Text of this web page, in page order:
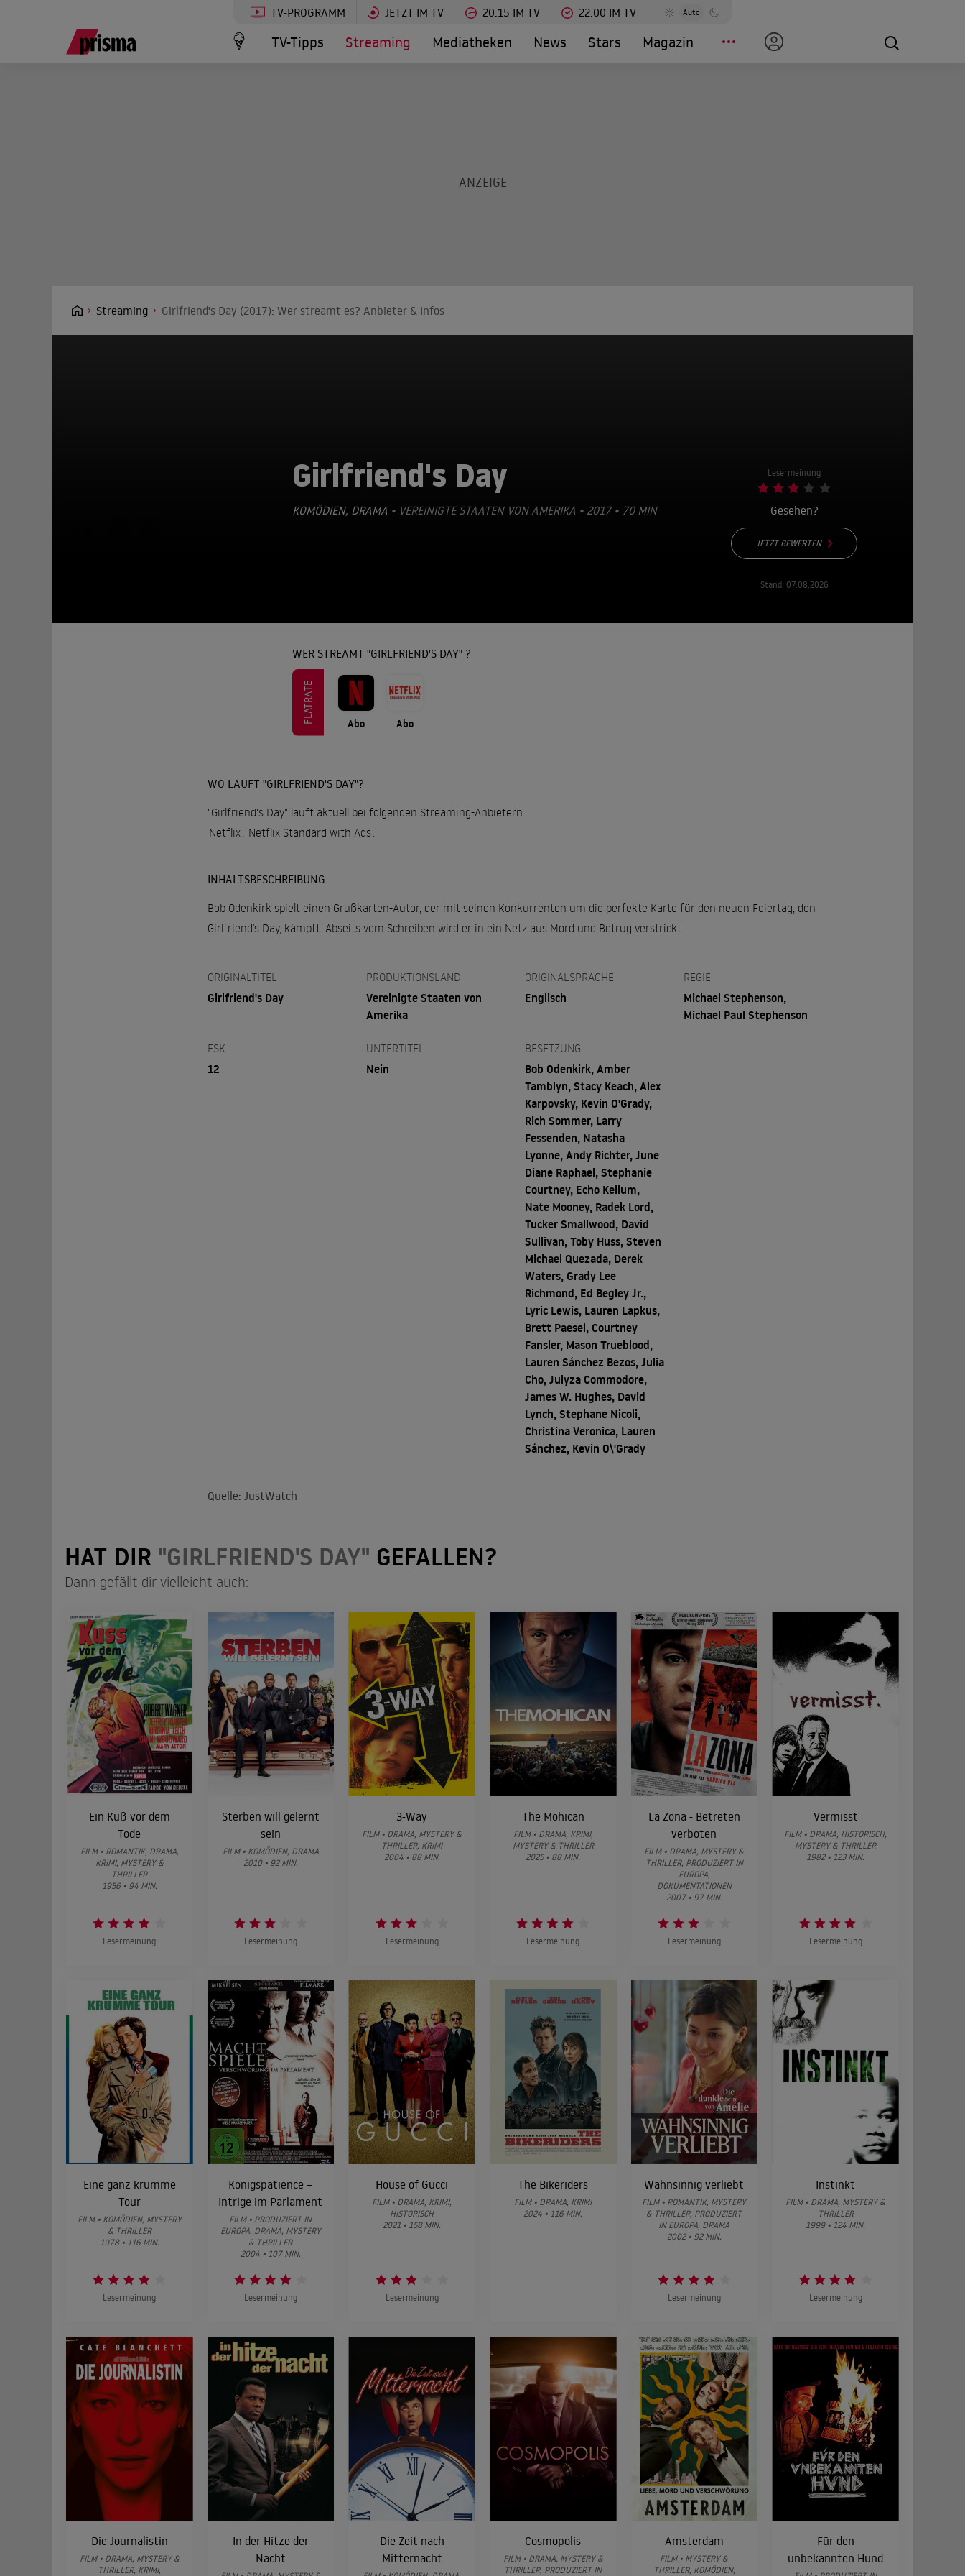
TV-PROGRAMM JETZT IM TV 20:15 IM TV 22:00 IM TV Auto
TV-Tipps Streaming Mediatheken News Stars Magazin
Streaming Girlfriend's Day (2017): Wer streamt es? Anbieter & Infos
Girlfriend's Day
KOMÖDIEN, DRAMA • VEREINIGTE STAATEN VON AMERIKA • 2017 • 70 MIN
Lesermeinung
Gesehen?
JETZT BEWERTEN
Stand: 07.08.2026
WER STREAMT "GIRLFRIEND'S DAY" ?
FLATRATE Abo Abo
WO LÄUFT "GIRLFRIEND'S DAY"?
"Girlfriend's Day" läuft aktuell bei folgenden Streaming-Anbietern:
Netflix
Netflix Standard with Ads
INHALTSBESCHREIBUNG
Bob Odenkirk spielt einen Grußkarten-Autor, der mit seinen Konkurrenten um die perfekte Karte für den neuen Feiertag, den
Girlfriend’s Day, kämpft. Abseits vom Schreiben wird er in ein Netz aus Mord und Betrug verstrickt.
ORIGINALTITEL
Girlfriend's Day
PRODUKTIONSLAND
Vereinigte Staaten von
Amerika
ORIGINALSPRACHE
Englisch
REGIE
Michael Stephenson,
Michael Paul Stephenson
FSK
12
UNTERTITEL
Nein
BESETZUNG
Bob Odenkirk, Amber
Tamblyn, Stacy Keach, Alex
Karpovsky, Kevin O'Grady,
Rich Sommer, Larry
Fessenden, Natasha
Lyonne, Andy Richter, June
Diane Raphael, Stephanie
Courtney, Echo Kellum,
Nate Mooney, Radek Lord,
Tucker Smallwood, David
Sullivan, Toby Huss, Steven
Michael Quezada, Derek
Waters, Grady Lee
Richmond, Ed Begley Jr.,
Lyric Lewis, Lauren Lapkus,
Brett Paesel, Courtney
Fansler, Mason Trueblood,
Lauren Sánchez Bezos, Julia
Cho, Julyza Commodore,
James W. Hughes, David
Lynch, Stephane Nicoli,
Christina Veronica, Lauren
Sánchez, Kevin O\'Grady
Quelle: JustWatch
HAT DIR "GIRLFRIEND'S DAY" GEFALLEN?
Dann gefällt dir vielleicht auch:
Ein Kuß vor dem
Tode
FILM • ROMANTIK, DRAMA,
KRIMI, MYSTERY &
THRILLER
1956 • 94 MIN.
Lesermeinung
Sterben will gelernt
sein
FILM • KOMÖDIEN, DRAMA
2010 • 92 MIN.
Lesermeinung
3-Way
FILM • DRAMA, MYSTERY &
THRILLER, KRIMI
2004 • 88 MIN.
Lesermeinung
The Mohican
FILM • DRAMA, KRIMI,
MYSTERY & THRILLER
2025 • 88 MIN.
Lesermeinung
La Zona - Betreten
verboten
FILM • DRAMA, MYSTERY &
THRILLER, PRODUZIERT IN
EUROPA,
DOKUMENTATIONEN
2007 • 97 MIN.
Lesermeinung
Vermisst
FILM • DRAMA, HISTORISCH,
MYSTERY & THRILLER
1982 • 123 MIN.
Lesermeinung
Eine ganz krumme
Tour
FILM • KOMÖDIEN, MYSTERY
& THRILLER
1978 • 116 MIN.
Lesermeinung
Königspatience –
Intrige im Parlament
FILM • PRODUZIERT IN
EUROPA, DRAMA, MYSTERY
& THRILLER
2004 • 107 MIN.
Lesermeinung
House of Gucci
FILM • DRAMA, KRIMI,
HISTORISCH
2021 • 158 MIN.
Lesermeinung
The Bikeriders
FILM • DRAMA, KRIMI
2024 • 116 MIN.
Wahnsinnig verliebt
FILM • ROMANTIK, MYSTERY
& THRILLER, PRODUZIERT
IN EUROPA, DRAMA
2002 • 92 MIN.
Lesermeinung
Instinkt
FILM • DRAMA, MYSTERY &
THRILLER
1999 • 124 MIN.
Lesermeinung
Die Journalistin
FILM • DRAMA, MYSTERY &
THRILLER, KRIMI,
In der Hitze der
Nacht
Die Zeit nach
Mitternacht
Cosmopolis
FILM • DRAMA, MYSTERY &
THRILLER, PRODUZIERT IN
Amsterdam
FILM • MYSTERY &
THRILLER, KOMÖDIEN,
Für den
unbekannten Hund